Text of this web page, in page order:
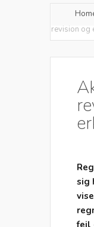
revision
sig
fejl